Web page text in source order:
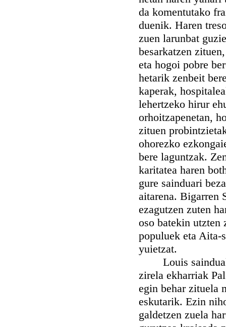
da komentutako
duenik. Haren
zuen larunbat
besarkatzen
eta hogoi pobre
hetarik zenbeit
kaperak,
lehertzeko hirur
orhoitzapenetan,
zituen
ohorezko
bere laguntzak.
karitatea haren
gure sainduari
aitarena. Bigarren
ezagutzen zuten
oso batekin utzten
populuek eta Aita-
yuietzat.
Louis sainduak
zirela ekharriak
egin behar zituela
eskutarik. Ezin
galdetzen zuela